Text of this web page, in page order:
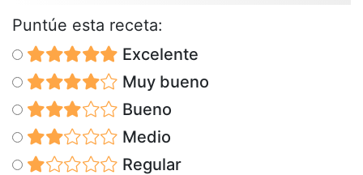
Puntúe esta receta:
Excelente
Muy bueno
Bueno
Medio
Regular